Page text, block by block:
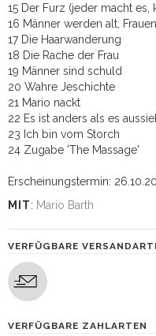
15 Der Furz (jeder macht es,
16 Männer werden alt,
17 Die Haarwanderung
18 Die Rache der Frau
19 Männer sind schuld
20 Wahre Jeschichte
21 Mario nackt
22 Es ist anders als es
23 Ich bin vom Storch
24 Zugabe 'The Massage'
Erscheinungstermin:
MIT: Mario Barth
VERFÜGBARE
VERFÜGBARE ZAHLARTEN